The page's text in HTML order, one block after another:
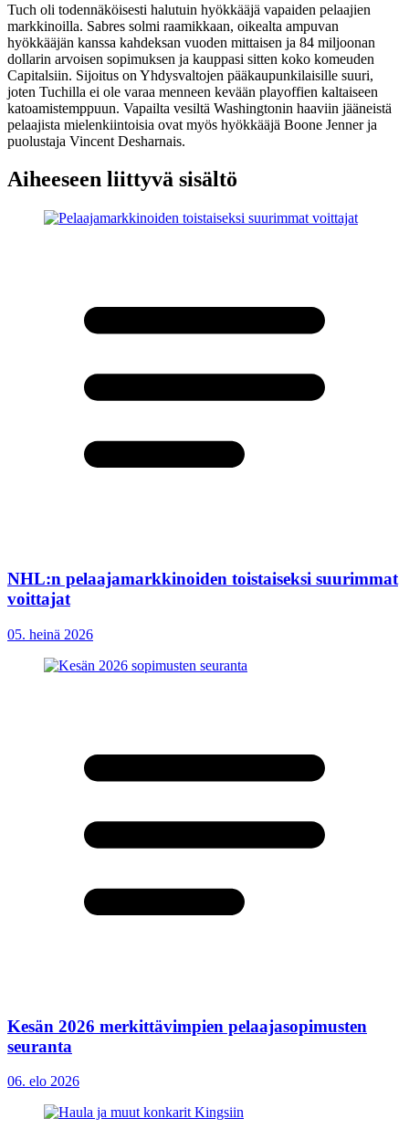
Tuch oli todennäköisesti halutuin hyökkääjä vapaiden pelaajien
markkinoilla. Sabres solmi raamikkaan, oikealta ampuvan
hyökkääjän kanssa kahdeksan vuoden mittaisen ja 84 miljoonan
dollarin arvoisen sopimuksen ja kauppasi sitten koko komeuden
Capitalsiin. Sijoitus on Yhdysvaltojen pääkaupunkilaisille suuri,
joten Tuchilla ei ole varaa menneen kevään playoffien kaltaiseen
katoamistemppuun. Vapailta vesiltä Washingtonin haaviin jääneistä
pelaajista mielenkiintoisia ovat myös hyökkääjä Boone Jenner ja
puolustaja Vincent Desharnais.
Aiheeseen liittyvä sisältö
NHL:n pelaajamarkkinoiden toistaiseksi suurimmat
voittajat
05. heinä 2026
Kesän 2026 merkittävimpien pelaajasopimusten
seuranta
06. elo 2026